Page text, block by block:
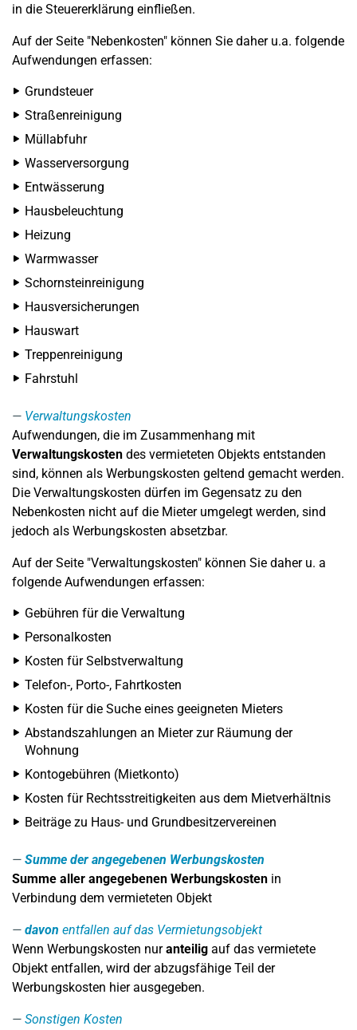
in die Steuererklärung einfließen.
Auf der Seite "Nebenkosten" können Sie daher u.a. folgende
Aufwendungen erfassen:
Grundsteuer
Straßenreinigung
Müllabfuhr
Wasserversorgung
Entwässerung
Hausbeleuchtung
Heizung
Warmwasser
Schornsteinreinigung
Hausversicherungen
Hauswart
Treppenreinigung
Fahrstuhl
Verwaltungskosten
Aufwendungen, die im Zusammenhang mit
Verwaltungskosten des vermieteten Objekts entstanden
sind, können als Werbungskosten geltend gemacht werden.
Die Verwaltungskosten dürfen im Gegensatz zu den
Nebenkosten nicht auf die Mieter umgelegt werden, sind
jedoch als Werbungskosten absetzbar.
Auf der Seite "Verwaltungskosten" können Sie daher u. a
folgende Aufwendungen erfassen:
Gebühren für die Verwaltung
Personalkosten
Kosten für Selbstverwaltung
Telefon-, Porto-, Fahrtkosten
Kosten für die Suche eines geeigneten Mieters
Abstandszahlungen an Mieter zur Räumung der
Wohnung
Kontogebühren (Mietkonto)
Kosten für Rechtsstreitigkeiten aus dem Mietverhältnis
Beiträge zu Haus- und Grundbesitzervereinen
Summe der angegebenen Werbungskosten
Summe aller angegebenen Werbungskosten in
Verbindung dem vermieteten Objekt
davon entfallen auf das Vermietungsobjekt
Wenn Werbungskosten nuranteilig auf das vermietete
Objekt entfallen, wird der abzugsfähige Teil der
Werbungskosten hier ausgegeben.
Sonstigen Kosten